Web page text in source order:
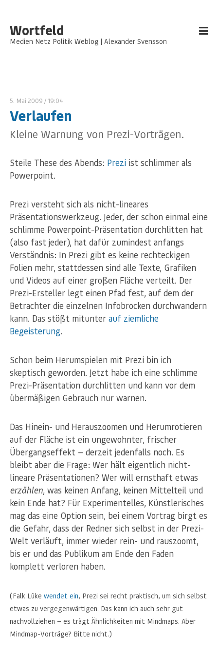
Wortfeld
Medien Netz Politik Weblog | Alexander Svensson
5. Mai 2009 / 19:04
Verlaufen
Kleine Warnung von Prezi-Vorträgen.
Steile These des Abends: Prezi ist schlimmer als
Powerpoint.
Prezi versteht sich als nicht-lineares
Präsentationswerkzeug. Jeder, der schon einmal eine
schlimme Powerpoint-Präsentation durchlitten hat
(also fast jeder), hat dafür zumindest anfangs
Verständnis: In Prezi gibt es keine rechteckigen
Folien mehr, stattdessen sind alle Texte, Grafiken
und Videos auf einer großen Fläche verteilt. Der
Prezi-Ersteller legt einen Pfad fest, auf dem der
Betrachter die einzelnen Infobrocken durchwandern
kann. Das stößt mitunter auf ziemliche
Begeisterung.
Schon beim Herumspielen mit Prezi bin ich
skeptisch geworden. Jetzt habe ich eine schlimme
Prezi-Präsentation durchlitten und kann vor dem
übermäßigen Gebrauch nur warnen.
Das Hinein- und Herauszoomen und Herumrotieren
auf der Fläche ist ein ungewohnter, frischer
Übergangseffekt — derzeit jedenfalls noch. Es
bleibt aber die Frage: Wer hält eigentlich nicht-
lineare Präsentationen? Wer will ernsthaft etwas
erzählen, was keinen Anfang, keinen Mittelteil und
kein Ende hat? Für Experimentelles, Künstlerisches
mag das eine Option sein, bei einem Vortrag birgt es
die Gefahr, dass der Redner sich selbst in der Prezi-
Welt verläuft, immer wieder rein- und rauszoomt,
bis er und das Publikum am Ende den Faden
komplett verloren haben.
(Falk Lüke wendet ein, Prezi sei recht praktisch, um sich selbst
etwas zu vergegenwärtigen. Das kann ich auch sehr gut
nachvollziehen — es trägt Ähnlichkeiten mit Mindmaps. Aber
Mindmap-Vorträge? Bitte nicht.)